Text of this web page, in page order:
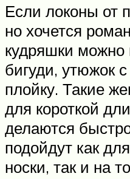
Если локоны от
но хочется
кудряшки можно
бигуди, утюжок
плойку. Такие
для короткой
делаются
подойдут как
носки, так и на